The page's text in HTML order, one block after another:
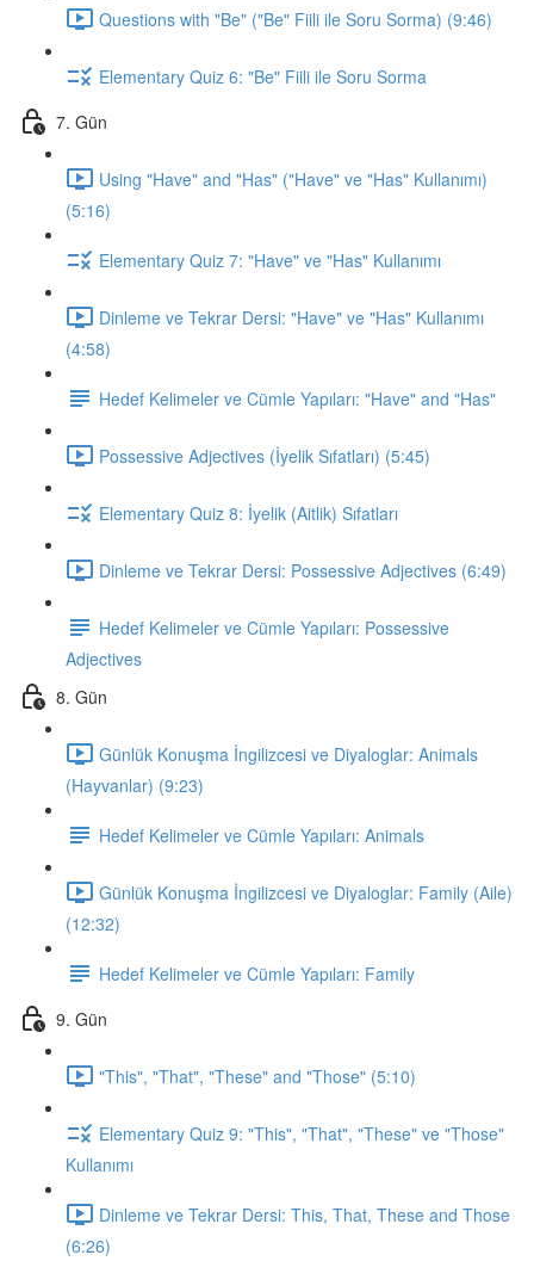
Questions with "Be" ("Be" Fiili ile Soru Sorma) (9:46)
Elementary Quiz 6: "Be" Fiili ile Soru Sorma
7. Gün
Using "Have" and "Has" ("Have" ve "Has" Kullanımı)
(5:16)
Elementary Quiz 7: "Have" ve "Has" Kullanımı
Dinleme ve Tekrar Dersi: "Have" ve "Has" Kullanımı
(4:58)
Hedef Kelimeler ve Cümle Yapıları: "Have" and "Has"
Possessive Adjectives (İyelik Sıfatları) (5:45)
Elementary Quiz 8: İyelik (Aitlik) Sıfatları
Dinleme ve Tekrar Dersi: Possessive Adjectives (6:49)
Hedef Kelimeler ve Cümle Yapıları: Possessive
Adjectives
8. Gün
Günlük Konuşma İngilizcesi ve Diyaloglar: Animals
(Hayvanlar) (9:23)
Hedef Kelimeler ve Cümle Yapıları: Animals
Günlük Konuşma İngilizcesi ve Diyaloglar: Family (Aile)
(12:32)
Hedef Kelimeler ve Cümle Yapıları: Family
9. Gün
"This", "That", "These" and "Those" (5:10)
Elementary Quiz 9: "This", "That", "These" ve "Those"
Kullanımı
Dinleme ve Tekrar Dersi: This, That, These and Those
(6:26)